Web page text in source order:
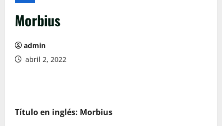
Morbius
admin
abril 2, 2022
Título en inglés: Morbius